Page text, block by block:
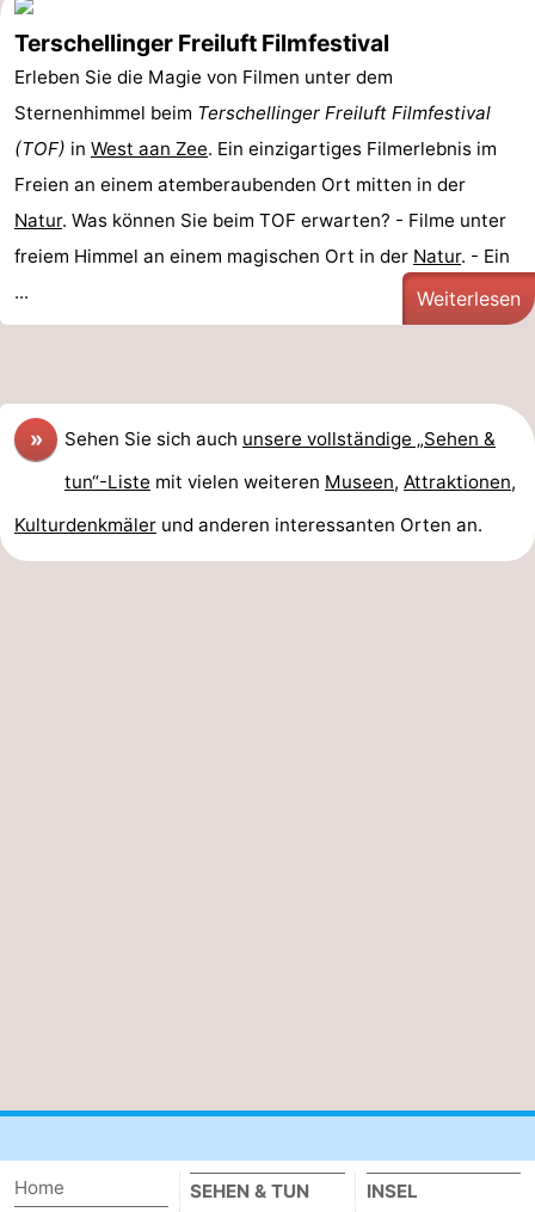
Terschellinger Freiluft Filmfestival
Erleben Sie die Magie von Filmen unter dem
Sternenhimmel beim Terschellinger Freiluft Filmfestival
(TOF) in West aan Zee. Ein einzigartiges Filmerlebnis im
Freien an einem atemberaubenden Ort mitten in der
Natur. Was können Sie beim TOF erwarten? - Filme unter
freiem Himmel an einem magischen Ort in der Natur. - Ein
...
Weiterlesen
» Sehen Sie sich auch unsere vollständige „Sehen &
tun“-Liste mit vielen weiteren Museen, Attraktionen,
Kulturdenkmäler und anderen interessanten Orten an.
Home
SEHEN & TUN
INSEL